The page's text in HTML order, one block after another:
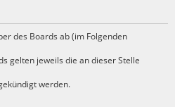
des Boards ab (im Folgenden
gelten jeweils die an dieser Stelle
werden.